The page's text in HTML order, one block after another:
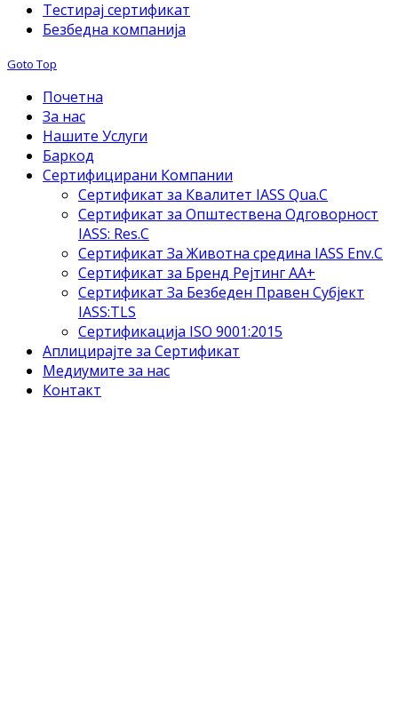
Тестирај сертификат
Безбедна компанија
Goto Top
Почетна
За нас
Нашите Услуги
Баркод
Сертифицирани Компании
Сертификат за Квалитет IASS Qua.C
Сертификат за Општествена Одговорност
IASS: Res.C
Сертификат За Животна средина IASS Env.C
Сертификат за Бренд Рејтинг АА+
Сертификат За Безбеден Правен Субјект
IASS:TLS
Сертификација ISO 9001:2015
Аплицирајте за Сертификат
Медиумите за нас
Контакт